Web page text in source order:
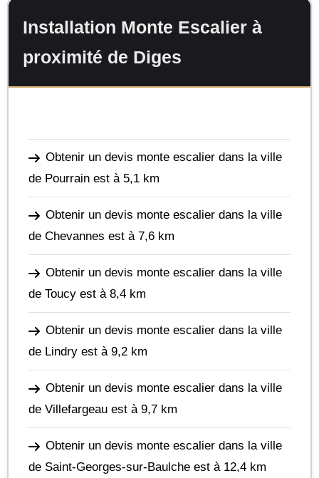
Installation Monte Escalier à
proximité de Diges
Obtenir un devis monte escalier dans la ville
de Pourrain est à 5,1 km
Obtenir un devis monte escalier dans la ville
de Chevannes est à 7,6 km
Obtenir un devis monte escalier dans la ville
de Toucy est à 8,4 km
Obtenir un devis monte escalier dans la ville
de Lindry est à 9,2 km
Obtenir un devis monte escalier dans la ville
de Villefargeau est à 9,7 km
Obtenir un devis monte escalier dans la ville
de Saint-Georges-sur-Baulche est à 12,4 km